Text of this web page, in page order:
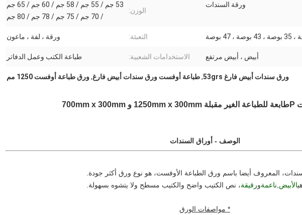
ورقة السندات
الوزن:
53 جم / 55 جم / 58 جم / 60 جم ​​/ 65 جم
/ 70 جم / 75 جم / 78 جم / 80 جم
التعبئة: ورقة ، لفة ، ماعون
أبيض ، أبيض مرتفع الاستخدامات الشعبية: طباعة الكتب وعمل الدفاتر
ورق سندات أبيض فارغ 53grs ,طباعة أوفست ورق سندات أبيض فارغ,ورق طباعة أوفست 1250 مم
طابعة للطباعة الغير مقبلة 1250mm x 300mm و 700mm x 300mm
الوصف - أوراق السندات
المعروف أيضا باسم ورق الطباعة الأوفست، هو نوع ورق أكثر جودة.
الأبيض,ناعمةورقيقة، نص الكتيب واضح والكتيب مسطح ولا يتشوه بسهولة.
* مواصفات الورق